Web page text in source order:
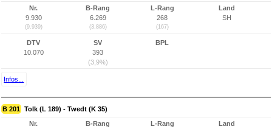
Nr.
9.930
(9.939)
B-Rang
6.269
(3.886)
L-Rang
268
(167)
Land
SH
DTV
10.070
SV
393
(3,9%)
BPL
Infos...
B 201 Tolk (L 189) - Twedt (K 35)
Nr.
B-Rang
L-Rang
Land